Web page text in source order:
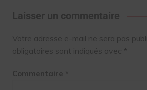
Laisser un commentaire
Votre adresse e-mail ne sera pas
obligatoires sont indiqués avec *
Commentaire *